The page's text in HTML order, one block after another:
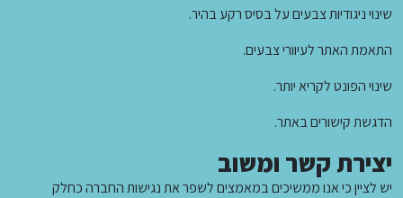
שינוי ניגודיות צבעים על בסיס רקע בהיר.
התאמת האתר לעיוורי צבעים.
שינוי הפונט לקריא יותר.
הדגשת קישורים באתר.
יצירת קשר ומשוב
יש לציין כי אנו ממשיכים במאמצים לשפר את נגישות החברה כחלק